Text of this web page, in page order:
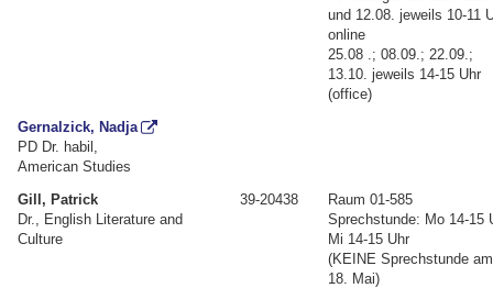
und 12.08. jeweils 10-11
online
25.08 .; 08.09.; 22.09.;
13.10. jeweils 14-15 Uhr
(office)
Gernalzick, Nadja
PD Dr. habil,
American Studies
Gill, Patrick
Dr., English Literature and
Culture
39-20438
Raum 01-585
Sprechstunde: Mo 14-15
Mi 14-15 Uhr
(KEINE Sprechstunde am
18. Mai)